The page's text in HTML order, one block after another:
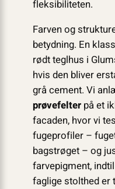
fleksibiliteten.
Farven og
betydning. En
rødt teglhus i
hvis den bliver
grå cement. Vi
prøvefelterpå et
facaden, hvor vi
fugeprofiler –
bagstrøget – og
farvepigment,
faglige stolthed er